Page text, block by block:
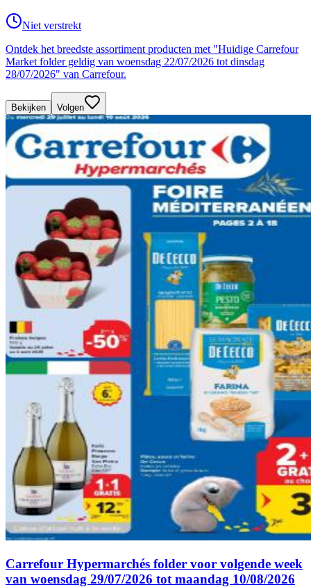
Niet verstrekt
Ontdek het breedste assortiment producten met "Huidige Carrefour
Market folder geldig van woensdag 22/07/2026 tot dinsdag
28/07/2026" van Carrefour.
Bekijken Volgen
Carrefour Hypermarchés folder voor volgende week
van woensdag 29/07/2026 tot maandag 10/08/2026